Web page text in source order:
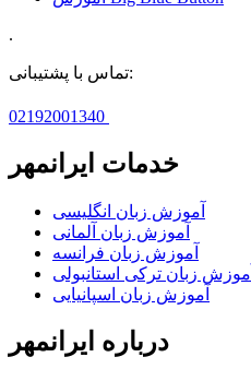
.
تماس با پشتیبانی:
02192001340
خدمات ایرانمهر
آموزش زبان انگلیسی
آموزش زبان آلمانی
آموزش زبان فرانسه
آموزش زبان ترکی استانبولی
آموزش زبان اسپانیایی
درباره ایرانمهر